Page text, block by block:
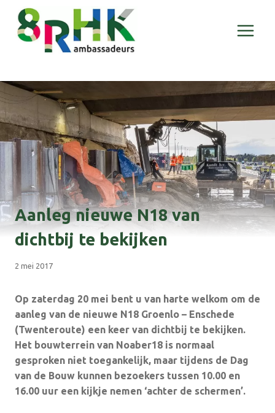
Doorgaan
naar
inhoud
Aanleg nieuwe N18 van
dichtbij te bekijken
2 mei 2017
Op zaterdag 20 mei bent u van harte welkom om de
aanleg van de nieuwe N18 Groenlo – Enschede
(Twenteroute) een keer van dichtbij te bekijken.
Het bouwterrein van Noaber18 is normaal
gesproken niet toegankelijk, maar tijdens de Dag
van de Bouw kunnen bezoekers tussen 10.00 en
16.00 uur een kijkje nemen ‘achter de schermen’.